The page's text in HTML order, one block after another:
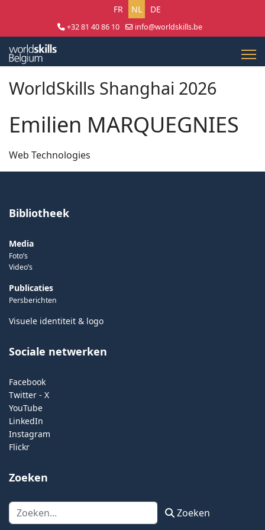
Selecteer uw taal
FR NL DE
+32 81 40 86 10
info@worldskills.be
WorldSkills Shanghai 2026
Emilien MARQUEGNIES
Web Technologies
Bibliotheek
Media
Foto’s
Video’s
Publicaties
Persberichten
Visuele identiteit & logo
Sociale netwerken
Facebook
Twitter - X
YouTube
LinkedIn
Instagram
Flickr
Zoeken
Zoeken Zoeken